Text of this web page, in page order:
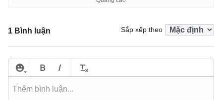
1 Bình luận Sắp xếp theo